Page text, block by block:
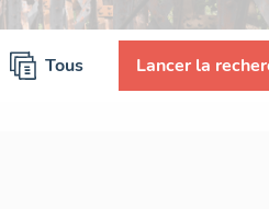
Tous Lancer la